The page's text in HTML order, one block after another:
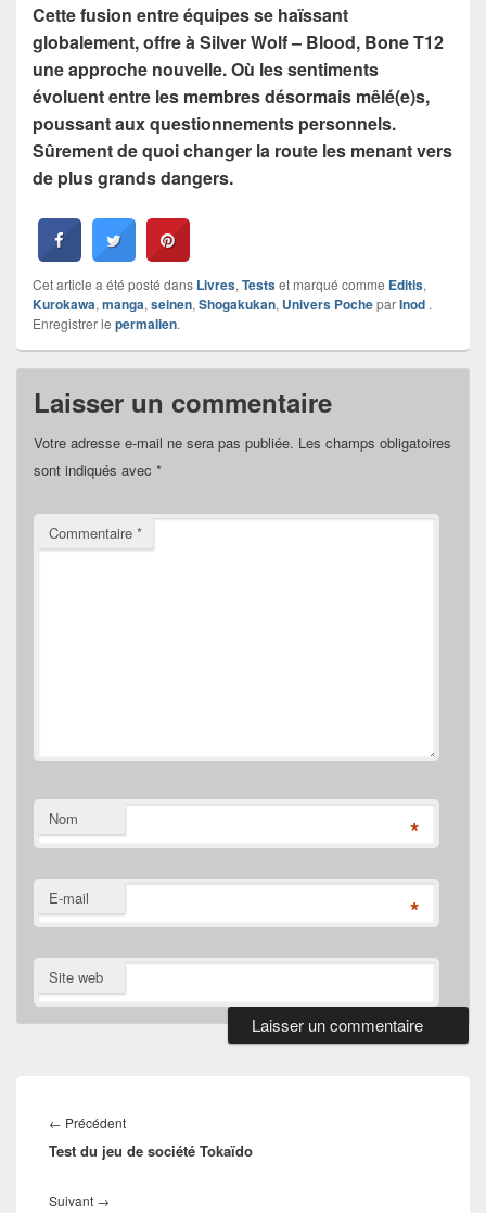
Cette fusion entre équipes se haïssant
globalement, offre à Silver Wolf – Blood, Bone T12
une approche nouvelle. Où les sentiments
évoluent entre les membres désormais mêlé(e)s,
poussant aux questionnements personnels.
Sûrement de quoi changer la route les menant vers
de plus grands dangers.
Cet article a été posté dans Livres, Testset marqué comme Editis,
Kurokawa, manga, seinen, Shogakukan, Univers PocheparInod .
Enregistrer le permalien.
Laisser un commentaire
Votre adresse e-mail ne sera pas publiée. Les champs obligatoires
sont indiqués avec *
Commentaire *
Nom *
E-mail *
Site web
de
l’article
← PrécédentArticle
précédent :
Test du jeu de société Tokaïdo
Suivant →